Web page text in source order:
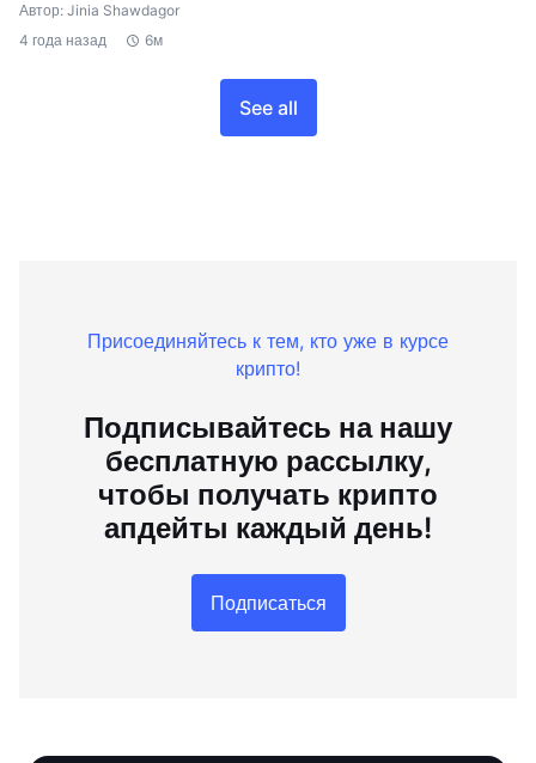
Автор: Jinia Shawdagor
4 года назад
6м
See all
Присоединяйтесь к тем, кто уже в курсе
крипто!
Подписывайтесь на нашу
бесплатную рассылку,
чтобы получать крипто
апдейты каждый день!
Подписаться